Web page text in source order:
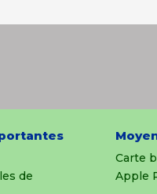
de
Carte
Apple